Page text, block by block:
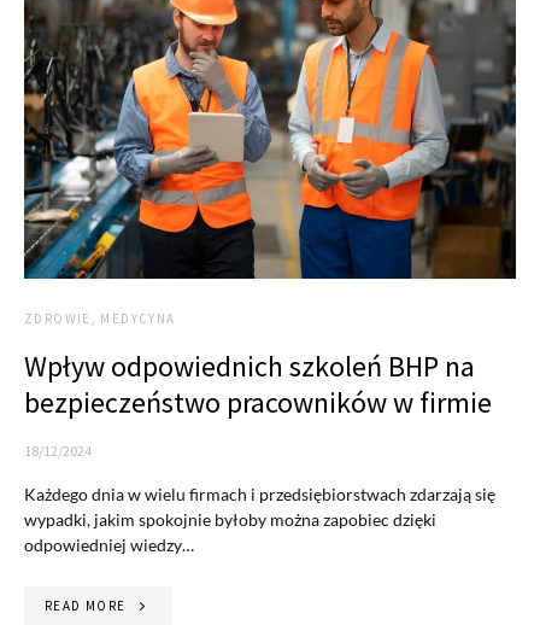
ZDROWIE, MEDYCYNA
Wpływ odpowiednich szkoleń BHP na
bezpieczeństwo pracowników w firmie
18/12/2024
Każdego dnia w wielu firmach i przedsiębiorstwach zdarzają się
wypadki, jakim spokojnie byłoby można zapobiec dzięki
odpowiedniej wiedzy…
READ MORE